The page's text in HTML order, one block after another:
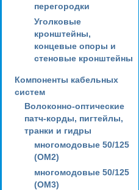
перегородки
Уголковые
кронштейны,
концевые опоры и
стеновые кронштейны
Компоненты кабельных
систем
Волоконно-оптические
патч-корды, пигтейлы,
транки и гидры
многомодовые 50/125
(OM2)
многомодовые 50/125
(OM3)